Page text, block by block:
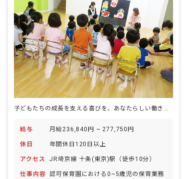
子どもたちの成長を支える喜びを、あなたらしい働き方で実現しませんか？
給与 月給236,840円 ~ 277,750円
休日 年間休日120日以上
アクセス JR埼京線 十条(東京)駅（徒歩10分）
仕事内容 認可保育園における0~5歳児の保育業務